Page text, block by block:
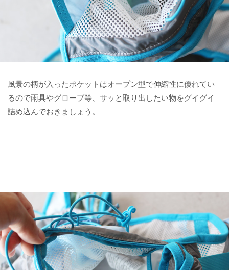
風景の柄が入ったポケットはオープン型で伸縮性に優れてい
るので雨具やグローブ等、サッと取り出したい物をグイグイ
詰め込んでおきましょう。